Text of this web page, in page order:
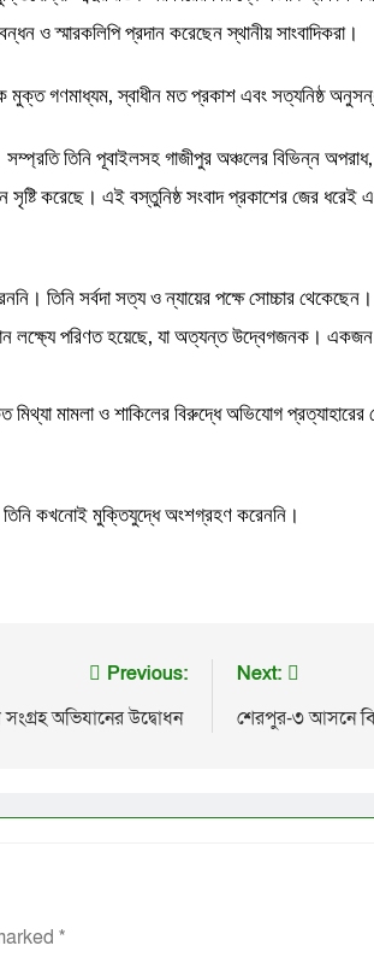
ও স্মারকলিপি প্রদান করেছেন স্থানীয় সাংবাদিকরা।
মুক্ত গণমাধ্যম, স্বাধীন মত প্রকাশ এবং সত্যনিষ্ঠ
তিনি পূবাইলসহ গাজীপুর অঞ্চলের বিভিন্ন
করেছে। এই বস্তুনিষ্ঠ সংবাদ প্রকাশের জের ধরেই
তিনি সর্বদা সত্য ও ন্যায়ের পক্ষে সোচ্চার
লক্ষ্যে পরিণত হয়েছে, যা অত্যন্ত উদ্বেগজনক। একজন
মিথ্যা মামলা ও শাকিলের বিরুদ্ধে অভিযোগ
কখনোই মুক্তিযুদ্ধে অংশগ্রহণ করেননি।
Previous:
অভিযানের উদ্বোধন
Next:
শেরপুর-৩ আসনে
*